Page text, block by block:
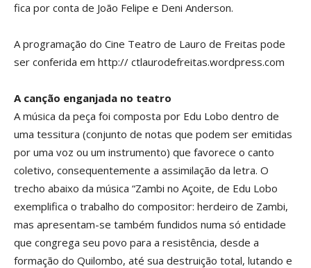
fica por conta de João Felipe e Deni Anderson.
A programação do Cine Teatro de Lauro de Freitas pode
ser conferida em http:// ctlaurodefreitas.wordpress.com
A canção enganjada no teatro
A música da peça foi composta por Edu Lobo dentro de
uma tessitura (conjunto de notas que podem ser emitidas
por uma voz ou um instrumento) que favorece o canto
coletivo, consequentemente a assimilação da letra. O
trecho abaixo da música “Zambi no Açoite, de Edu Lobo
exemplifica o trabalho do compositor: herdeiro de Zambi,
mas apresentam-se também fundidos numa só entidade
que congrega seu povo para a resistência, desde a
formação do Quilombo, até sua destruição total, lutando e